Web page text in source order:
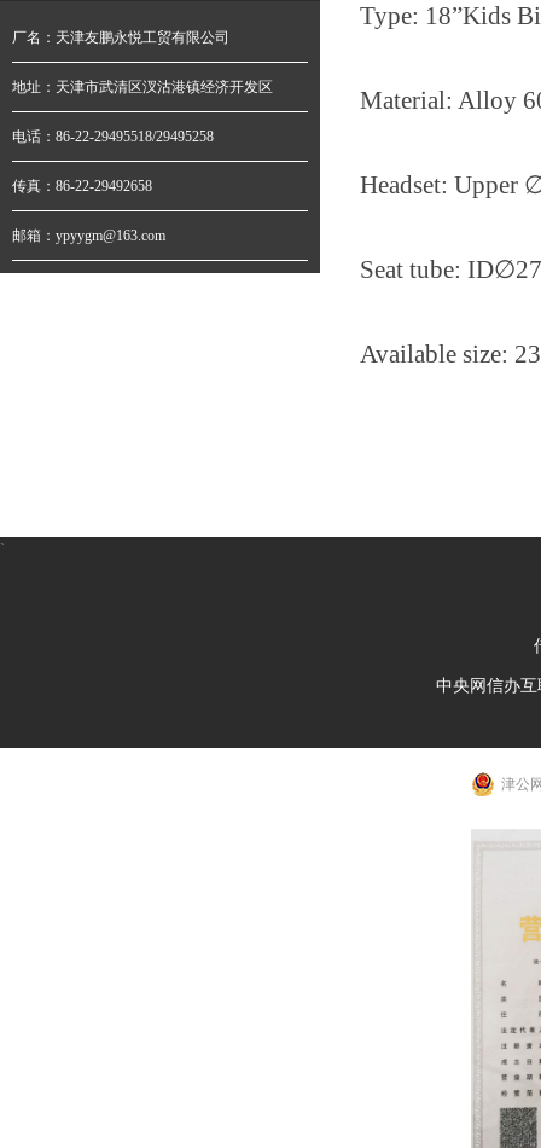
厂名：天津友鹏永悦工贸有限公司
地址：天津市武清区汊沽港镇经济开发区
电话：86-22-29495518/29495258
传真：86-22-29492658
邮箱：ypyygm@163.com
Type: 18”Kids
Material: Alloy
Headset: Upper
Seat tube: ID∅
Available size:
`
中央网信办
津公